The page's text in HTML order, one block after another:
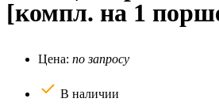
[компл. на 1
Цена: по запросу
В наличии